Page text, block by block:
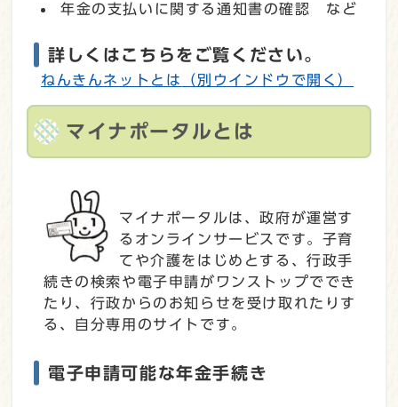
年金の支払いに関する通知書の確認 など
詳しくはこちらをご覧ください。
ねんきんネットとは （別ウインドウで開く）
マイナポータルとは
マイナポータルは、政府が運営す
るオンラインサービスです。子育
てや介護をはじめとする、行政手
続きの検索や電子申請がワンストップででき
たり、行政からのお知らせを受け取れたりす
る、自分専用のサイトです。
電子申請可能な年金手続き